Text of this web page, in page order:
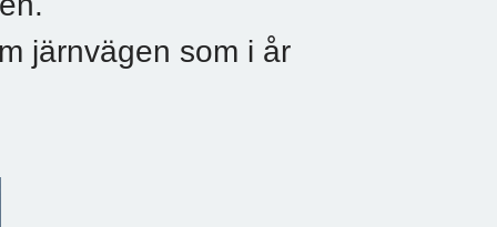
järnvägen som i år